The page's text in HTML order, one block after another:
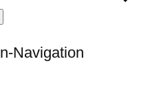
Navigation